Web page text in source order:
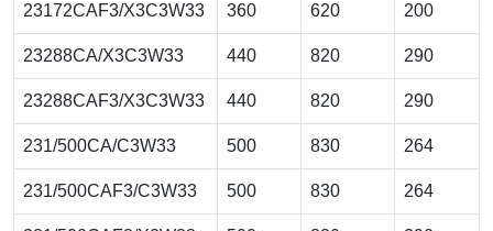
23172CAF3/X3C3W33 360 620 200
23288CA/X3C3W33 440 820 290
23288CAF3/X3C3W33 440 820 290
231/500CA/C3W33 500 830 264
231/500CAF3/C3W33 500 830 264